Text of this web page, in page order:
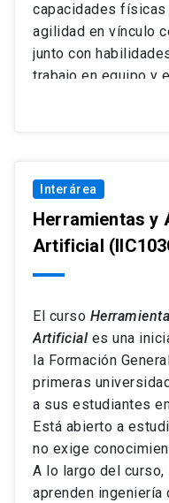
capacidades
agilidad en vínculo
junto con
trabajo en equipo y
aprendizaje se
práctica. La
teóricas,
y aspectos
Interárea
Herramientas y
Artificial
El curso
Artificial es una
la Formación
primeras
a sus estudiantes
Está abierto a
no exige
A lo largo del
aprenden ingeniería